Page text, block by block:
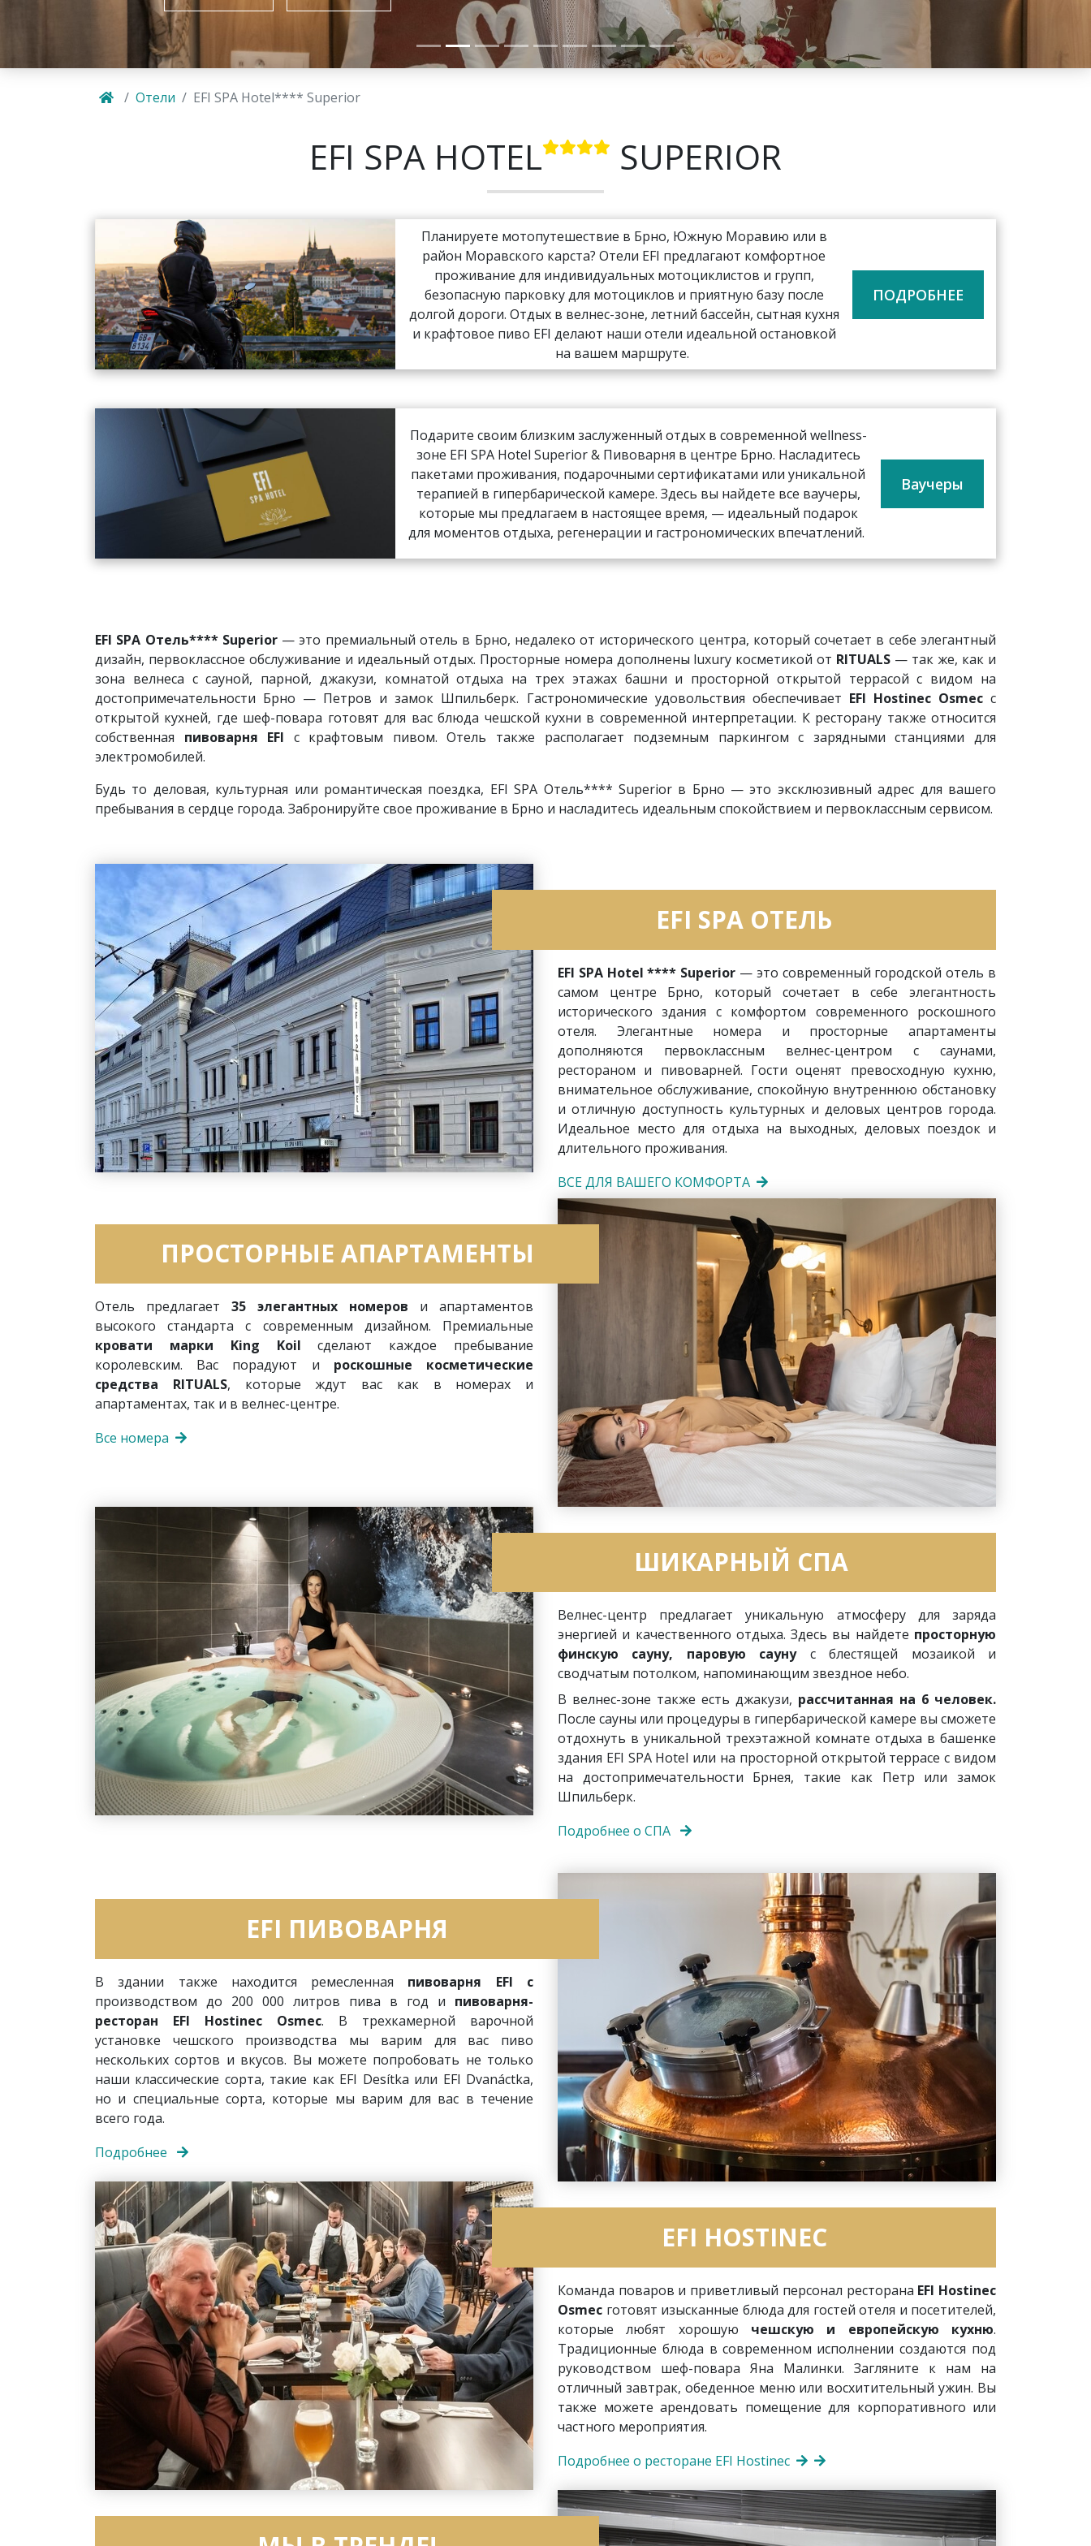
Отели EFI SPA Hotel**** Superior
EFI SPA HOTEL SUPERIOR
Планируете мотопутешествие в Брно, Южную Моравию или в
район Моравского карста? Отели EFI предлагают комфортное
проживание для индивидуальных мотоциклистов и групп,
безопасную парковку для мотоциклов и приятную базу после
долгой дороги. Отдых в велнес-зоне, летний бассейн, сытная кухня
и крафтовое пиво EFI делают наши отели идеальной остановкой
на вашем маршруте.
ПОДРОБНЕЕ
Подарите своим близким заслуженный отдых в современной wellness-
зоне EFI SPA Hotel Superior & Пивоварня в центре Брно. Насладитесь
пакетами проживания, подарочными сертификатами или уникальной
терапией в гипербарической камере. Здесь вы найдете все ваучеры,
которые мы предлагаем в настоящее время, — идеальный подарок
для моментов отдыха, регенерации и гастрономических впечатлений.
Ваучеры
EFI SPA Отель**** Superior— это премиальный отель в Брно, недалеко от исторического центра, который сочетает в себе элегантный
дизайн, первоклассное обслуживание и идеальный отдых. Просторные номера дополнены luxury косметикой от RITUALS — так же, как и
зона велнеса с сауной, парной, джакузи, комнатой отдыха на трех этажах башни и просторной открытой террасой с видом на
достопримечательности Брно — Петров и замок Шпильберк. Гастрономические удовольствия обеспечивает EFI Hostinec Osmecс
открытой кухней, где шеф-повара готовят для вас блюда чешской кухни в современной интерпретации. К ресторану также относится
собственная пивоварня EFI с крафтовым пивом. Отель также располагает подземным паркингом с зарядными станциями для
электромобилей.
Будь то деловая, культурная или романтическая поездка, EFI SPA Отель**** Superior в Брно — это эксклюзивный адрес для вашего
пребывания в сердце города. Забронируйте свое проживание в Брно и насладитесь идеальным спокойствием и первоклассным сервисом.
EFI SPA ОТЕЛЬ
EFI SPA Hotel **** Superior — это современный городской отель в
самом центре Брно, который сочетает в себе элегантность
исторического здания с комфортом современного роскошного
отеля. Элегантные номера и просторные апартаменты
дополняются первоклассным велнес-центром с саунами,
рестораном и пивоварней. Гости оценят превосходную кухню,
внимательное обслуживание, спокойную внутреннюю обстановку
и отличную доступность культурных и деловых центров города.
Идеальное место для отдыха на выходных, деловых поездок и
длительного проживания.
ВСЕ ДЛЯ ВАШЕГО КОМФОРТА
ПРОСТОРНЫЕ АПАРТАМЕНТЫ
Отель предлагает 35 элегантных номеров и апартаментов
высокого стандарта с современным дизайном. Премиальные
кровати марки King Koil сделают каждое пребывание
королевским. Вас порадуют и роскошные косметические
средства RITUALS, которые ждут вас как в номерах и
апартаментах, так и в велнес-центре.
Все номера
ШИКАРНЫЙ СПА
Велнес-центр предлагает уникальную атмосферу для заряда
энергией и качественного отдыха. Здесь вы найдете просторную
финскую сауну, паровую саунус блестящей мозаикой и
сводчатым потолком, напоминающим звездное небо.
В велнес-зоне также есть джакузи, рассчитанная на 6 человек.
После сауны или процедуры в гипербарической камере вы сможете
отдохнуть в уникальной трехэтажной комнате отдыха в башенке
здания EFI SPA Hotel или на просторной открытой террасе с видом
на достопримечательности Брнея, такие как Петр или замок
Шпильберк.
Подробнее о СПА
EFI ПИВОВАРНЯ
В здании также находится ремесленная пивоварня EFI с
производством до 200 000 литров пива в год и пивоварня-
ресторан EFI Hostinec Osmec. В трехкамерной варочной
установке чешского производства мы варим для вас пиво
нескольких сортов и вкусов. Вы можете попробовать не только
наши классические сорта, такие как EFI Desítka или EFI Dvanáctka,
но и специальные сорта, которые мы варим для вас в течение
всего года.
Подробнее
EFI HOSTINEC
Команда поваров и приветливый персонал ресторана EFI Hostinec
Osmec готовят изысканные блюда для гостей отеля и посетителей,
которые любят хорошую чешскую и европейскую кухню.
Традиционные блюда в современном исполнении создаются под
руководством шеф-повара Яна Малинки. Загляните к нам на
отличный завтрак, обеденное меню или восхитительный ужин. Вы
также можете арендовать помещение для корпоративного или
частного мероприятия.
Подробнее о ресторане EFI Hostinec